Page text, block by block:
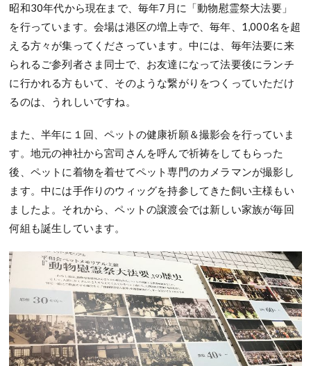
昭和30年代から現在まで、毎年7月に「動物慰霊祭大法要」
を行っています。会場は港区の増上寺で、毎年、1,000名を超
える方々が集ってくださっています。中には、毎年法要に来
られるご参列者さま同士で、お友達になって法要後にランチ
に行かれる方もいて、そのような繋がりをつくっていただけ
るのは、うれしいですね。
また、半年に１回、ペットの健康祈願＆撮影会を行っていま
す。地元の神社から宮司さんを呼んで祈祷をしてもらった
後、ペットに着物を着せてペット専門のカメラマンが撮影し
ます。中には手作りのウィッグを持参してきた飼い主様もい
ましたよ。それから、ペットの譲渡会では新しい家族が毎回
何組も誕生しています。